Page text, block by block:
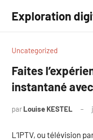
contenu
Exploration
Uncategorized
Faites
instantané
par Louise KESTEL
L’IPTV, ou télévision